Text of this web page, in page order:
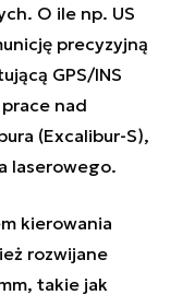
O ile np. US
precyzyjną
GPS/INS
nad
(Excalibur-S),
laserowego.
kierowania
rozwijane
takie jak